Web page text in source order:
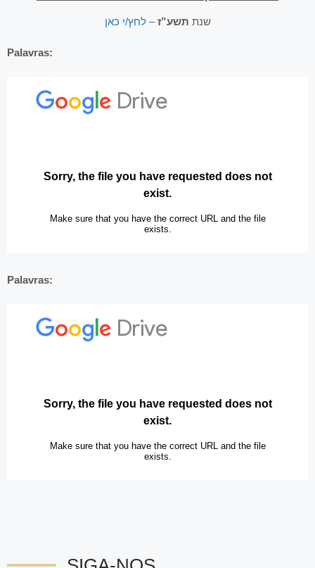
שנת תשע”ז–לחץ/י כאן
Palavras:
Palavras: